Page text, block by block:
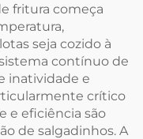
fritura começa
seja cozido à
contínuo de
inatividade e
crítico
e eficiência são
de salgadinhos. A